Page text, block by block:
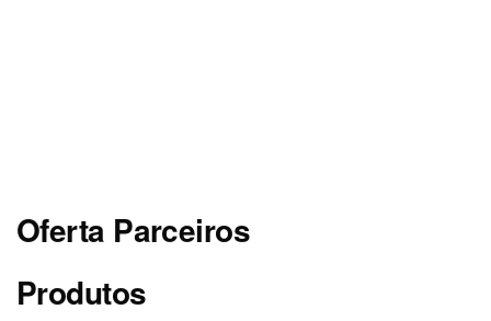
Oferta Parceiros
Produtos